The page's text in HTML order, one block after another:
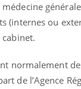
(internes ou
normalement
de l’Agence